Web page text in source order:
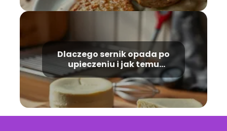
Dlaczego sernik opada po
upieczeniu i jak temu
zapobiec?